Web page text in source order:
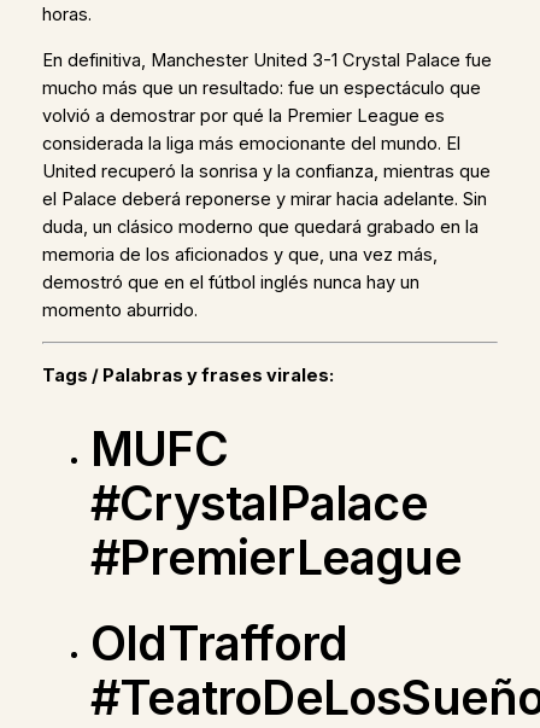
horas.
En definitiva, Manchester United 3-1 Crystal Palace fue
mucho más que un resultado: fue un espectáculo que
volvió a demostrar por qué la Premier League es
considerada la liga más emocionante del mundo. El
United recuperó la sonrisa y la confianza, mientras que
el Palace deberá reponerse y mirar hacia adelante. Sin
duda, un clásico moderno que quedará grabado en la
memoria de los aficionados y que, una vez más,
demostró que en el fútbol inglés nunca hay un
momento aburrido.
Tags / Palabras y frases virales:
MUFC
#CrystalPalace
#PremierLeague
OldTrafford